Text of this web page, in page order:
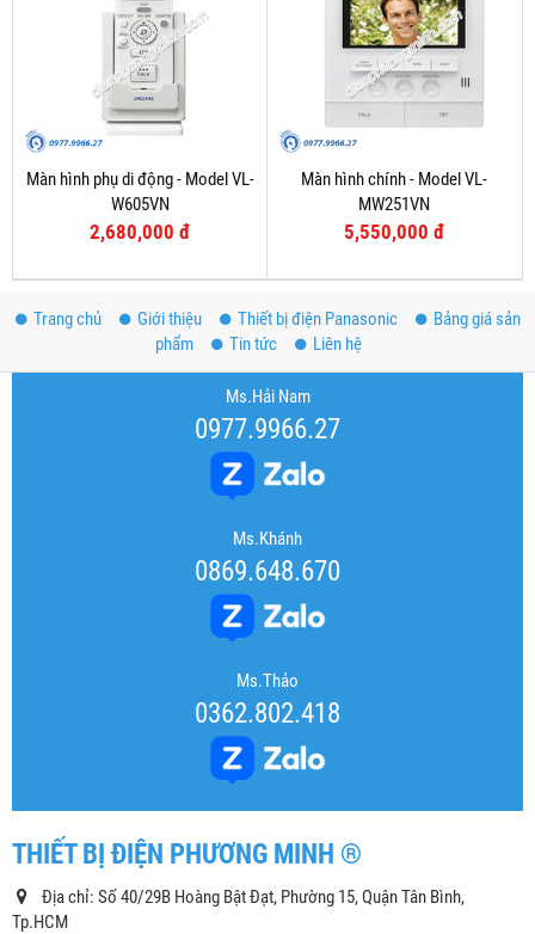
Màn hình phụ di động - Model VL-
W605VN
2,680,000 đ
Màn hình chính - Model VL-
MW251VN
5,550,000 đ
Trang chủ Giới thiệu Thiết bị điện Panasonic
Bảng giá sản
phẩm
Tin tức Liên hệ
Ms.Hải Nam
0977.9966.27
Ms.Khánh
0869.648.670
Ms.Thảo
0362.802.418
THIẾT BỊ ĐIỆN PHƯƠNG MINH ®
Địa chỉ: Số 40/29B Hoàng Bật Đạt, Phường 15, Quận Tân Bình,
Tp.HCM